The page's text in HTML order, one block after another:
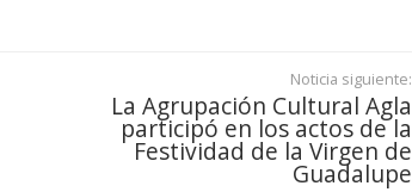
Noticia siguiente:
La Agrupación Cultural Agla
participó en los actos de la
Festividad de la Virgen de
Guadalupe